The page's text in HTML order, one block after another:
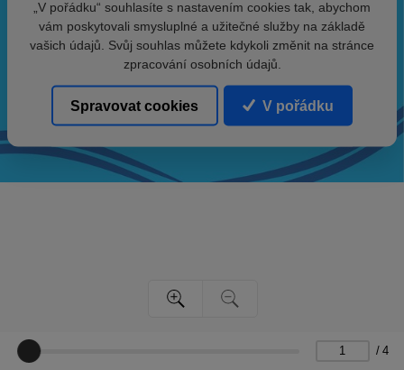
/ 4
„V pořádku“ souhlasíte s nastavením cookies tak, abychom
vám poskytovali smysluplné a užitečné služby na základě
vašich údajů. Svůj souhlas můžete kdykoli změnit na stránce
zpracování osobních údajů.
Spravovat cookies V pořádku